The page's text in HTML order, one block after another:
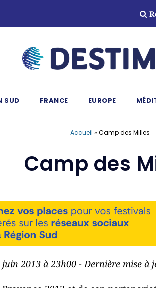
SUD FRANCE EUROPE
Accueil » Camp des Milles
Camp des
juin 2013 à 23h00 - Dernière mise à